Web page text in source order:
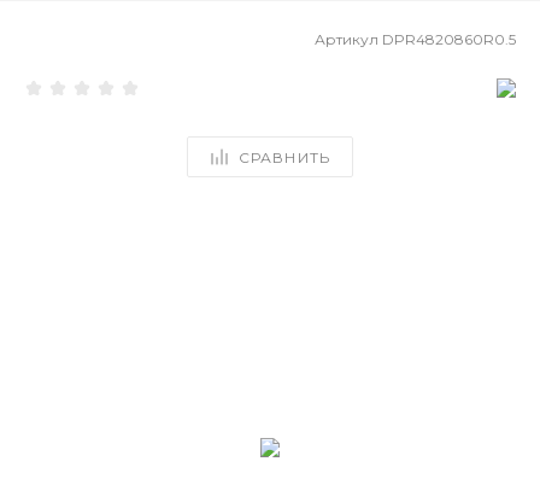
Артикул DPR4820860R0.5
СРАВНИТЬ